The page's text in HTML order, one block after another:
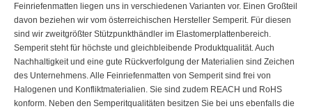
Feinriefenmatten liegen uns in verschiedenen Varianten vor. Einen Großteil
davon beziehen wir vom österreichischen Hersteller Semperit. Für diesen
sind wir zweitgrößter Stützpunkthändler im Elastomerplattenbereich.
Semperit steht für höchste und gleichbleibende Produktqualität. Auch
Nachhaltigkeit und eine gute Rückverfolgung der Materialien sind Zeichen
des Unternehmens. Alle Feinriefenmatten von Semperit sind frei von
Halogenen und Konfliktmaterialien. Sie sind zudem REACH und RoHS
konform. Neben den Semperitqualitäten besitzen Sie bei uns ebenfalls die